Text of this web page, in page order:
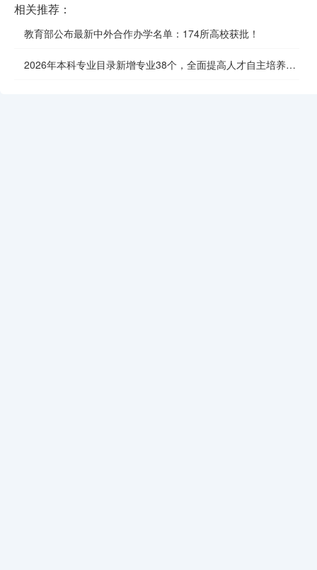
相关推荐：
教育部公布最新中外合作办学名单：174所高校获批！
2026年本科专业目录新增专业38个，全面提高人才自主培养质